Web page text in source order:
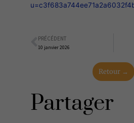
Précédent
PRÉCÉDENT
10 janvier 2026
Retour →
Partager